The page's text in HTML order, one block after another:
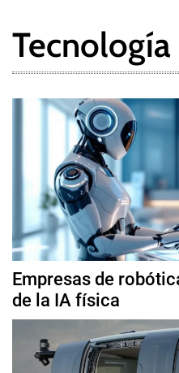
Tecnología
Empresas de
de la IA física